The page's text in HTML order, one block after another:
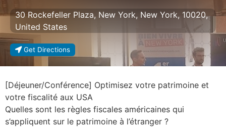
30 Rockefeller Plaza, New York, New York, 10020,
United States
Get Directions
[Déjeuner/Conférence] Optimisez votre patrimoine et
votre fiscalité aux USA
Quelles sont les règles fiscales américaines qui
s’appliquent sur le patrimoine à l’étranger ?